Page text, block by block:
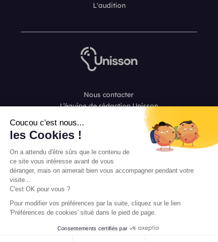
Coucou c'est nous...
les Cookies !
On a attendu d'être sûrs que le contenu de
ce site vous intéresse avant de vous
déranger, mais on aimerait bien vous accompagner pendant votre
visite...
C'est OK pour vous ?
Pour modifier vos préférences par la suite, cliquez sur le lien
'Préférences de cookies' situé dans le pied de page.
Consentements certifiés par
L'audition
Nous contacter
L’équipe de rédaction Unisson
Conditions Générales de Vente